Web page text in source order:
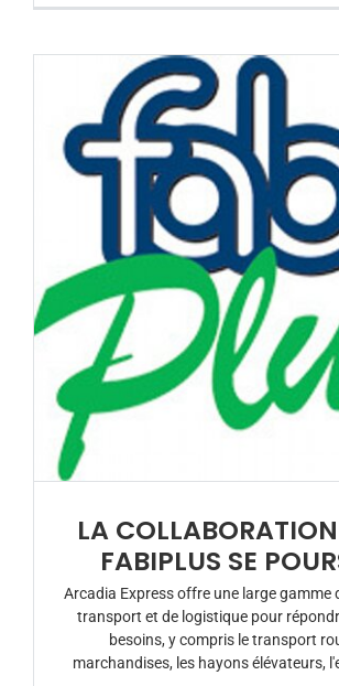
LA
FABIPLUS SE
Arcadia Express offre une large gamme
transport et de logistique pour
besoins, y compris le transport
marchandises, les hayons élévateurs,